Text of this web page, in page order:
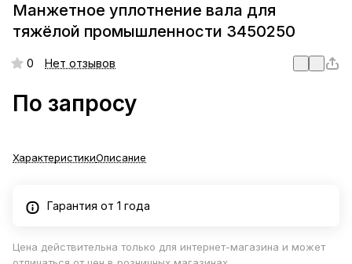
Манжетное уплотнение вала для
тяжёлой промышленности 3450250
0 Нет отзывов
По запросу
ХарактеристикиОписание
Гарантия от 1 года
Цена действительна только для интернет-магазина и может